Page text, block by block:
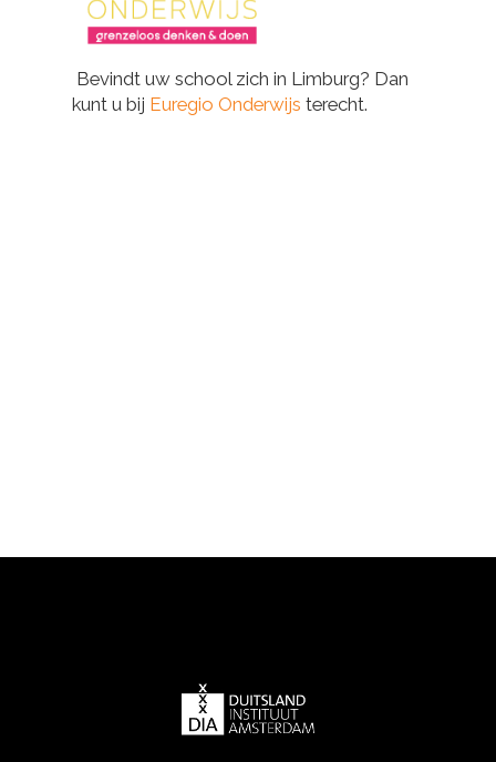
Bevindt uw school zich in Limburg? Dan
kunt u bij Euregio Onderwijs terecht.